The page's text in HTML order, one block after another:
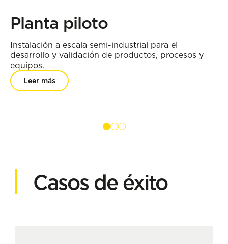
Planta piloto
Instalación a escala semi-industrial para el
desarrollo y validación de productos, procesos y
equipos.
Leer más
Casos de éxito